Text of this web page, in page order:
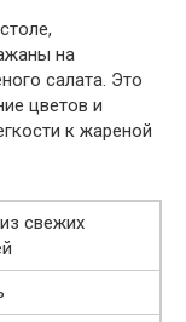
на
салата. Это
цветов и
к жареной
свежих